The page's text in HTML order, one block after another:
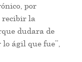
por
recibir la
dudara de
ágil que fue”,